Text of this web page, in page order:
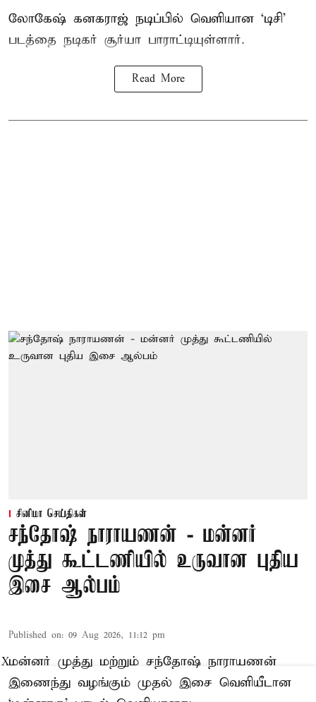
லோகேஷ் கனகராஜ் நடிப்பில் வெளியான ‘டிசி’
படத்தை நடிகர் சூர்யா பாராட்டியுள்ளார்.
Read More
சினிமா செய்திகள்
சந்தோஷ் நாராயணன் - மன்னர்
முத்து கூட்டணியில் உருவான புதிய
இசை ஆல்பம்
Published on: 09 Aug 2026, 11:12 pm
மன்னர் முத்து மற்றும் சந்தோஷ் நாராயணன்
இணைந்து வழங்கும் முதல் இசை வெளியீடான
X